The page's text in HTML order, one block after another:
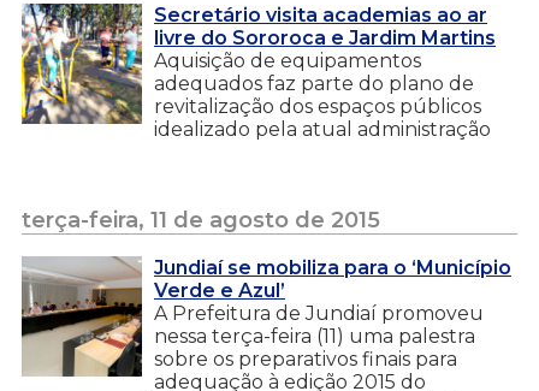
Secretário visita academias ao ar
livre do Sororoca e Jardim Martins
Aquisição de equipamentos
adequados faz parte do plano de
revitalização dos espaços públicos
idealizado pela atual administração
terça-feira, 11 de agosto de 2015
Jundiaí se mobiliza para o ‘Município
Verde e Azul’
A Prefeitura de Jundiaí promoveu
nessa terça-feira (11) uma palestra
sobre os preparativos finais para
adequação à edição 2015 do